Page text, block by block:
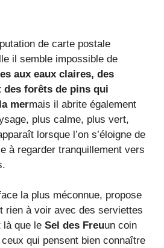
de carte postale
il semble impossible de
aux eaux claires, des
des forêts de pins qui
mermais il abrite également
plus calme, plus vert,
lorsque l’on s’éloigne de
à regarder tranquillement vers
la plus méconnue, propose
rien à voir avec des serviettes
là que le Sel des Freuun coin
qui pensent bien connaître